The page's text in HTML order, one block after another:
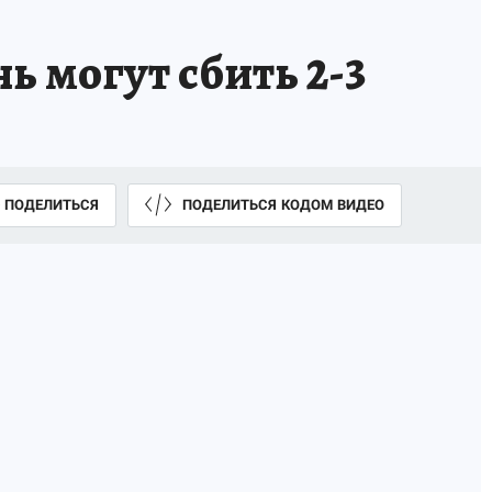
могут сбить 2-3
ПОДЕЛИТЬСЯ ПОДЕЛИТЬСЯ КОДОМ ВИДЕО